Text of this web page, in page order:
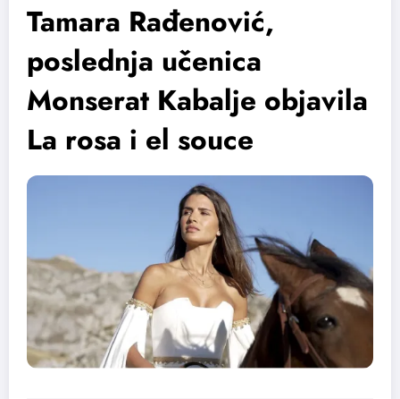
Tamara Rađenović,
poslednja učenica
Monserat Kabalje objavila
La rosa i el souce